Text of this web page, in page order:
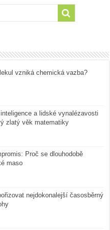
vzniká chemická vazba?
a lidské vynalézavosti
zlatý věk matematiky
Proč se dlouhodobě
maso
nejdokonalejší časosběrný